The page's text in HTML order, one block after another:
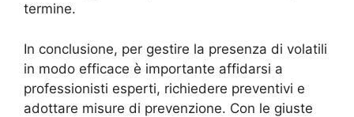
termine.
In conclusione, per gestire la presenza di volatili
in modo efficace è importante affidarsi a
professionisti esperti, richiedere preventivi e
adottare misure di prevenzione. Con le giuste